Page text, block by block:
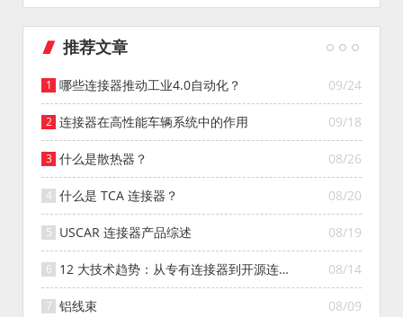
推荐文章
09/24
哪些连接器推动工业4.0自动化？
09/18
连接器在高性能车辆系统中的作用
08/26
什么是散热器？
08/20
什么是 TCA 连接器？
08/19
USCAR 连接器产品综述
08/14
12 大技术趋势：从专有连接器到开源连接
器的演变
08/09
铝线束